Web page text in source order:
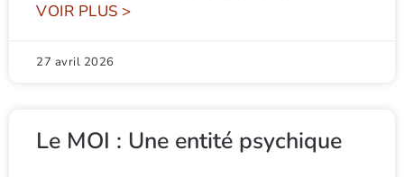
VOIR PLUS >
27 avril 2026
Le MOI : Une entité psychique